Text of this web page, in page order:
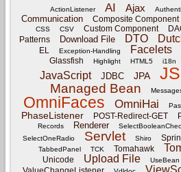
ActionListener AI Ajax
Communication Composite Component
CSS CSV Custom Component
Patterns
Download File DTO
EL Exception-Handling Facelets
Glassfish Highlight HTML5 i18n
JavaScript JDBC JPA
Managed Bean
OmniFaces OmniHai
PhaseListener POST-Redirect-GET
Records Renderer
SelectOneRadio Servlet Shiro
TabbedPanel TCK Tomahawk
Unicode Upload File UseBean